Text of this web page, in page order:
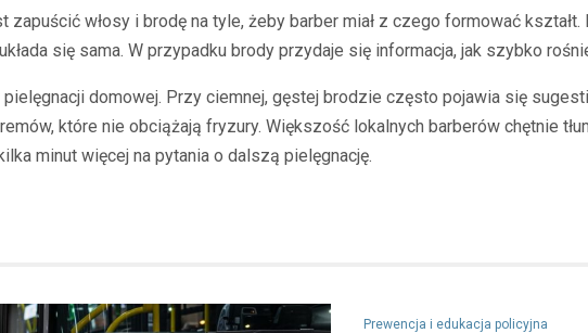
włosy i brodę na tyle, żeby barber miał z czego formować
się sama. W przypadku brody przydaje się informacja, jak szybko
domowej. Przy ciemnej, gęstej brodzie często pojawia się
które nie obciążają fryzury. Większość lokalnych barberów chętnie
minut więcej na pytania o dalszą pielęgnację.
Prewencja i edukacja policyjna